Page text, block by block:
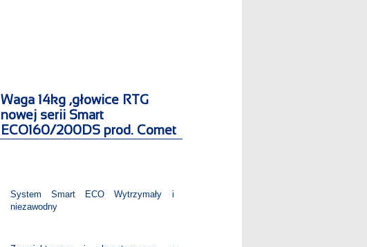
Waga 14kg ,głowice RTG
nowej serii Smart
ECO160/200DS prod. Comet
System Smart ECO Wytrzymały i
niezawodny